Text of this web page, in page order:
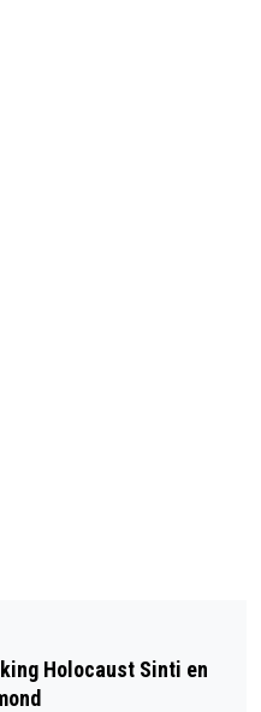
DIRKX
- ZATERDAG
WEEKEND
Holocaust Sinti en